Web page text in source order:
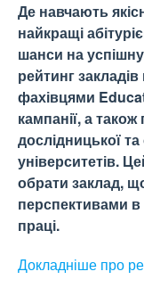
Де навчають
найкращі
шанси на
рейтинг
фахівцями
кампанії, а
дослідницької та
університетів.
обрати заклад,
перспективами в
праці.
Докладніше про